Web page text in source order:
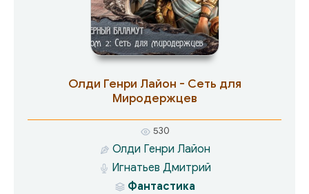
Олди Генри Лайон - Сеть для
Миродержцев
530
Олди Генри Лайон
Игнатьев Дмитрий
Фантастика